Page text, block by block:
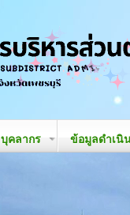
บุคลากร ข้อมูลดำเนิ